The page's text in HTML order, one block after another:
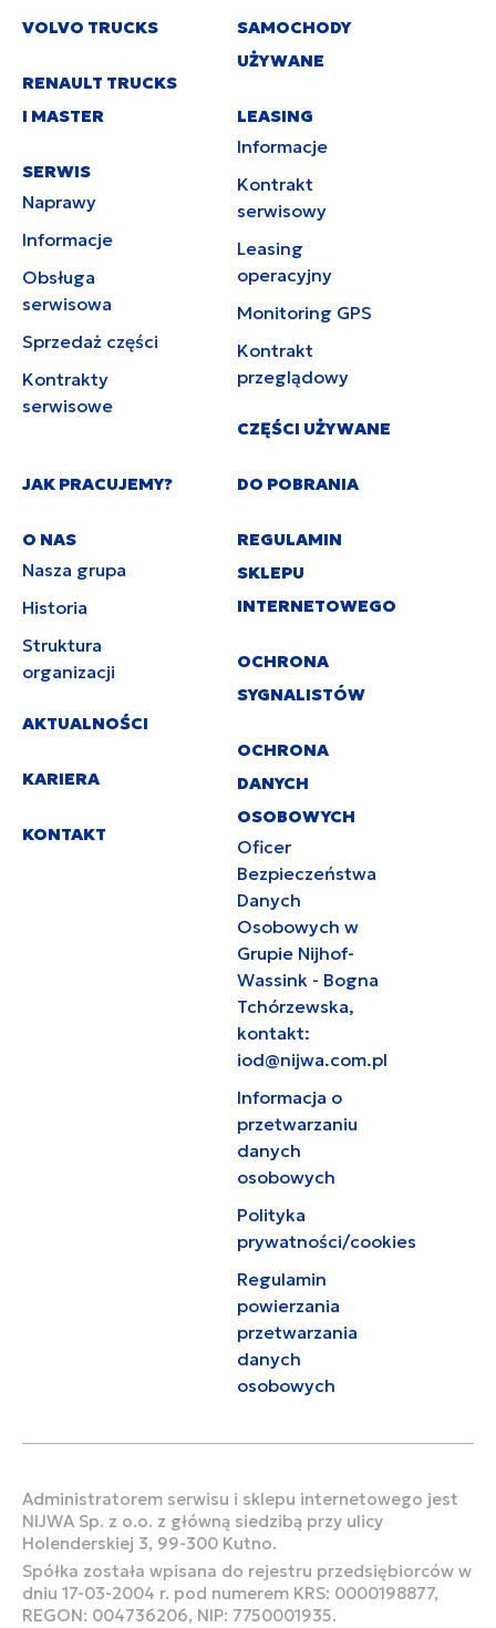
VOLVO TRUCKS
RENAULT TRUCKS
I MASTER
SERWIS
Naprawy
Informacje
Obsługa
serwisowa
Sprzedaż części
Kontrakty
serwisowe
SAMOCHODY
UŻYWANE
LEASING
Informacje
Kontrakt
serwisowy
Leasing
operacyjny
Monitoring GPS
Kontrakt
przeglądowy
CZĘŚCI UŻYWANE
JAK PRACUJEMY?
O NAS
Nasza grupa
Historia
Struktura
organizacji
AKTUALNOŚCI
KARIERA
KONTAKT
DO POBRANIA
REGULAMIN
SKLEPU
INTERNETOWEGO
OCHRONA
SYGNALISTÓW
OCHRONA
DANYCH
OSOBOWYCH
Oficer
Bezpieczeństwa
Danych
Osobowych w
Grupie Nijhof-
Wassink - Bogna
Tchórzewska,
kontakt:
iod@nijwa.com.pl
Informacja o
przetwarzaniu
danych
osobowych
Polityka
prywatności/cookies
Regulamin
powierzania
przetwarzania
danych
osobowych
Administratorem serwisu i sklepu internetowego jest
NIJWA Sp. z o.o. z główną siedzibą przy ulicy
Holenderskiej 3, 99-300 Kutno.
Spółka została wpisana do rejestru przedsiębiorców w
dniu 17-03-2004 r. pod numerem KRS: 0000198877,
REGON: 004736206, NIP: 7750001935.